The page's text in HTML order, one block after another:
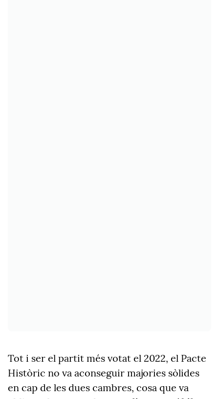
Tot i ser el partit més votat el 2022, el Pacte
Històric no va aconseguir majories sòlides
en cap de les dues cambres, cosa que va